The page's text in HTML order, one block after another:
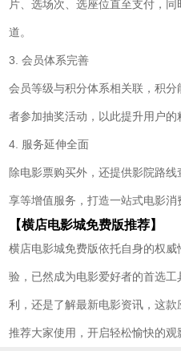
片、选场次、选座位直至支付，
道。
3. 会员体系完善
会员等级与积分体系相关联，积
者参加抽奖活动，以此提升用户的
4. 服务延伸全面
除电影票购买外，还提供影院路
享等增值服务，打造一站式电影消
【横店电影城免费版推荐】
横店电影城免费版依托自身的权
验，已然成为电影爱好者的首选
利，还是了解最新电影资讯，这款
推荐大家使用，开启轻松愉快的观